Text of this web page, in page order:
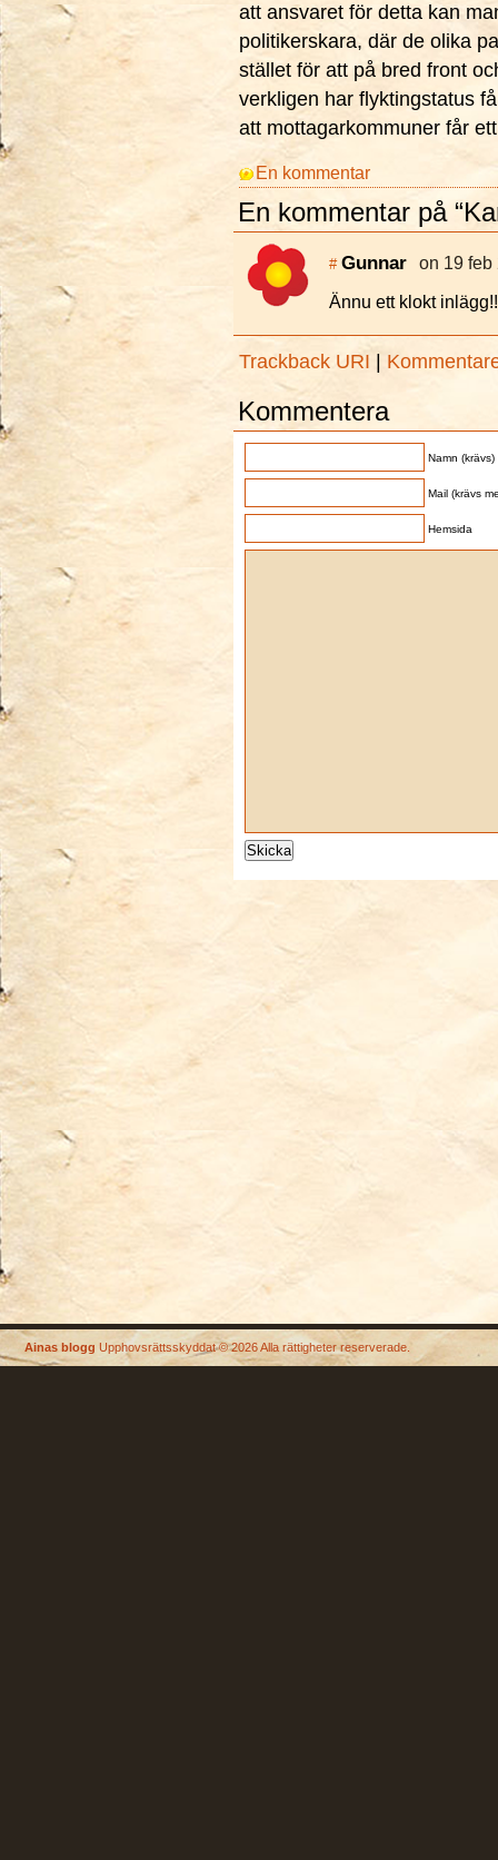
att ansvaret för detta kan
politikerskara, där de olika
stället för att på bred front
verkligen har flyktingstatus
att mottagarkommuner får
En kommentar
En kommentar på
# Gunnar on 19 feb
Ännu ett klokt
Trackback URI |
Kommentera
Namn (krävs)
Mail (krävs
Hemsida
Ainas blogg Upphovsrättsskyddat © 2026 Alla rättigheter reserverade.